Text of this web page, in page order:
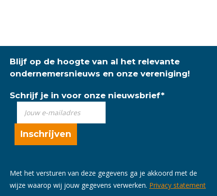
Blijf op de hoogte van al het relevante
ondernemersnieuws en onze vereniging!
Schrijf je in voor onze nieuwsbrief*
Met het versturen van deze gegevens ga je akkoord met de
wijze waarop wij jouw gegevens verwerken. Privacy statement